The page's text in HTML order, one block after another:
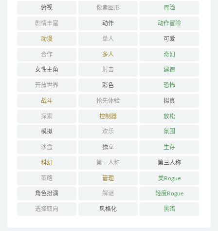
俯视 像素图形 冒险
剧情丰富 动作 动作冒险
动漫 单人 可爱
合作 多人 奇幻
女性主角 射击 建造
开放世界 彩色 恐怖
战斗 抢先体验 拟真
探索 控制器 放松
模拟 欢乐 氛围
沙盒 独立 生存
科幻 第一人称 第三人称
策略 管理 类Rogue
角色扮演 解谜 轻度Rogue
选择取向 风格化 黑暗